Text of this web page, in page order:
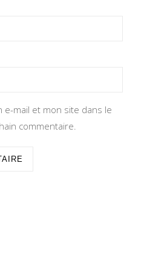
e-mail et mon site dans le
commentaire.